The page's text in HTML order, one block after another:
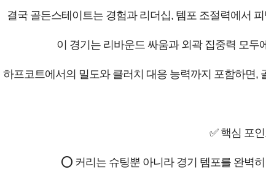
결국 골든스테이트는 경험과 리더십, 템포 조절력에서
이 경기는 리바운드 싸움과 외곽 집중력 모두
하프코트에서의 밀도와 클러치 대응 능력까지 포함하면,
✅ 핵심 포
⭕ 커리는 슈팅뿐 아니라 경기 템포를 완벽